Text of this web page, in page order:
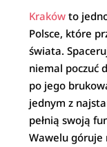
Kraków to
Polsce, które
świata.
niemal poczuć
po jego
jednym z
pełnią swoją
Wawelu góruje